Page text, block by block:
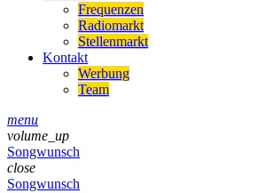
Frequenzen
Radiomarkt
Stellenmarkt
Kontakt
Werbung
Team
menu
volume_up
Songwunsch
close
Songwunsch